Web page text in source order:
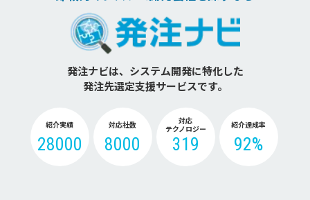
発注ナビは、システム開発に特化した
発注先選定支援サービスです。
紹介実績
28000
対応社数
8000
対応
テクノロジー
319
紹介達成率
92%